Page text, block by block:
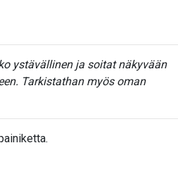
ystävällinen ja soitat näkyvään
Tarkistathan myös oman